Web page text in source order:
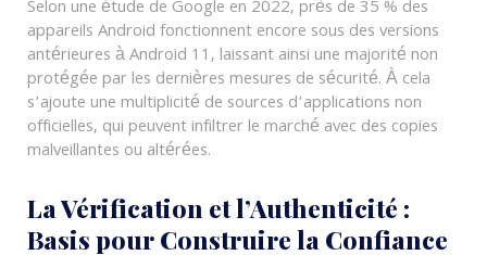
Selon une étude de Google en 2022, près de 35 % des
appareils Android fonctionnent encore sous des versions
antérieures à Android 11, laissant ainsi une majorité non
protégée par les dernières mesures de sécurité. À cela
s’ajoute une multiplicité de sources d’applications non
officielles, qui peuvent infiltrer le marché avec des copies
malveillantes ou altérées.
La Vérification et l’Authenticité :
Basis pour Construire la Confiance